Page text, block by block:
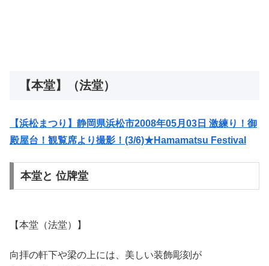
【本堂】（法堂）
【浜松まつり】静岡県浜松市2008年05月03日 激練り！御
殿屋台！観覧席より撮影！(3/6)★Hamamatsu Festival
本堂と 位牌堂
【本堂（法堂）】
向拝の軒下や梁の上には、美しい装飾彫刻が